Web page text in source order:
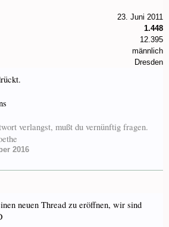
23. Juni 2011
1.448
12.395
männlich
Dresden
verlangst, mußt du vernünftig fragen.
2016
neuen Thread zu eröffnen, wir sind